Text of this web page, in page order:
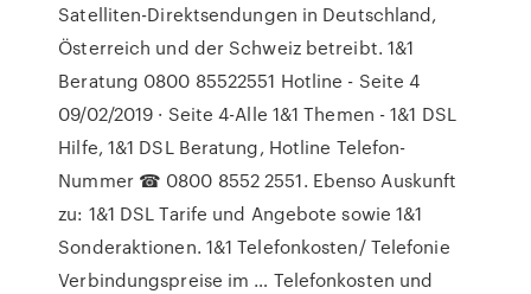
Satelliten-Direktsendungen in Deutschland,
Österreich und der Schweiz betreibt. 1&1
Beratung 0800 85522551 Hotline - Seite 4
09/02/2019 · Seite 4-Alle 1&1 Themen - 1&1 DSL
Hilfe, 1&1 DSL Beratung, Hotline Telefon-
Nummer ☎ 0800 8552 2551. Ebenso Auskunft
zu: 1&1 DSL Tarife und Angebote sowie 1&1
Sonderaktionen. 1&1 Telefonkosten/ Telefonie
Verbindungspreise im … Telefonkosten und